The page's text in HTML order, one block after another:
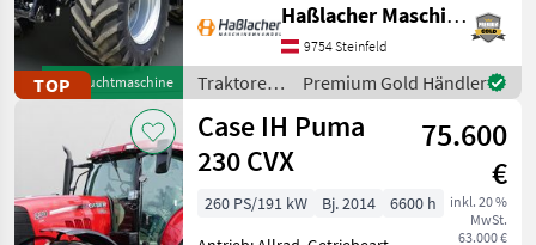
TOPGebrauchtmaschine
Zapfwellendrehzahl:
540/540E/1000/1000E,
Höchstgeschwindigkeit in
km/h: 50 km/h, Aufla
Haßlacher Maschinenhandel
9754 Steinfeld
Traktoren
/ New
Holland
Premium Gold Händler
Case IH Puma
230 CVX
75.600
€
inkl. 20 %
MwSt.
63.000 €
260 PS/191 kW Bj. 2014
6600 h